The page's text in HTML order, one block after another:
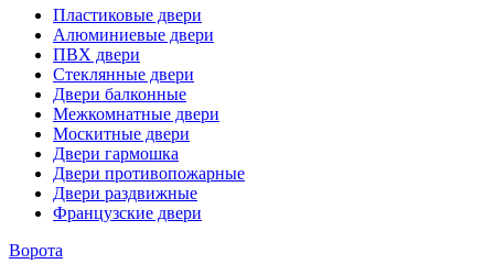
Пластиковые двери
Алюминиевые двери
ПВХ двери
Стеклянные двери
Двери балконные
Межкомнатные двери
Москитные двери
Двери гармошка
Двери противопожарные
Двери раздвижные
Французские двери
Ворота